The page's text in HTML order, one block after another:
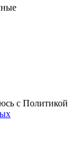
с Политикой